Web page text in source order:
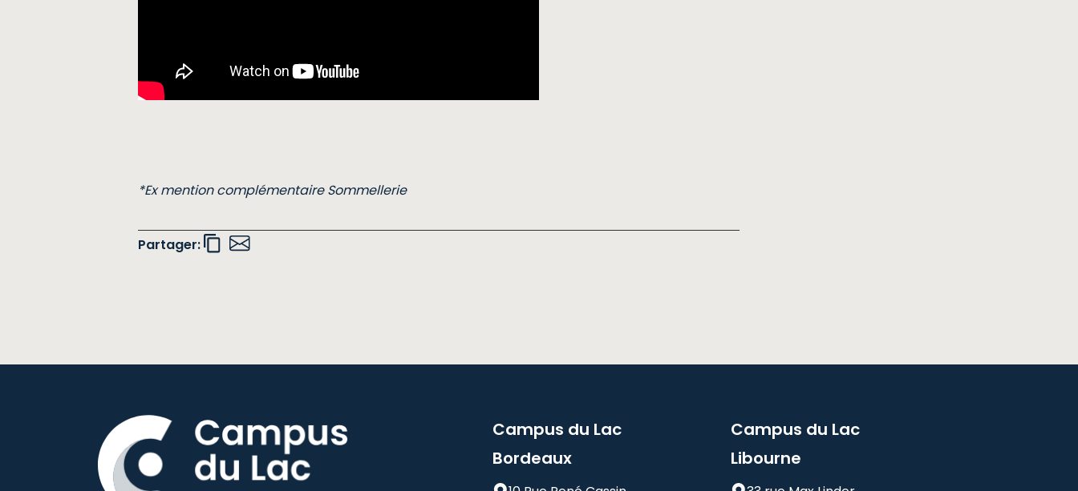
*Ex mention complémentaire Sommellerie
Partager:
Campus du Lac
Bordeaux
Campus du Lac
Libourne